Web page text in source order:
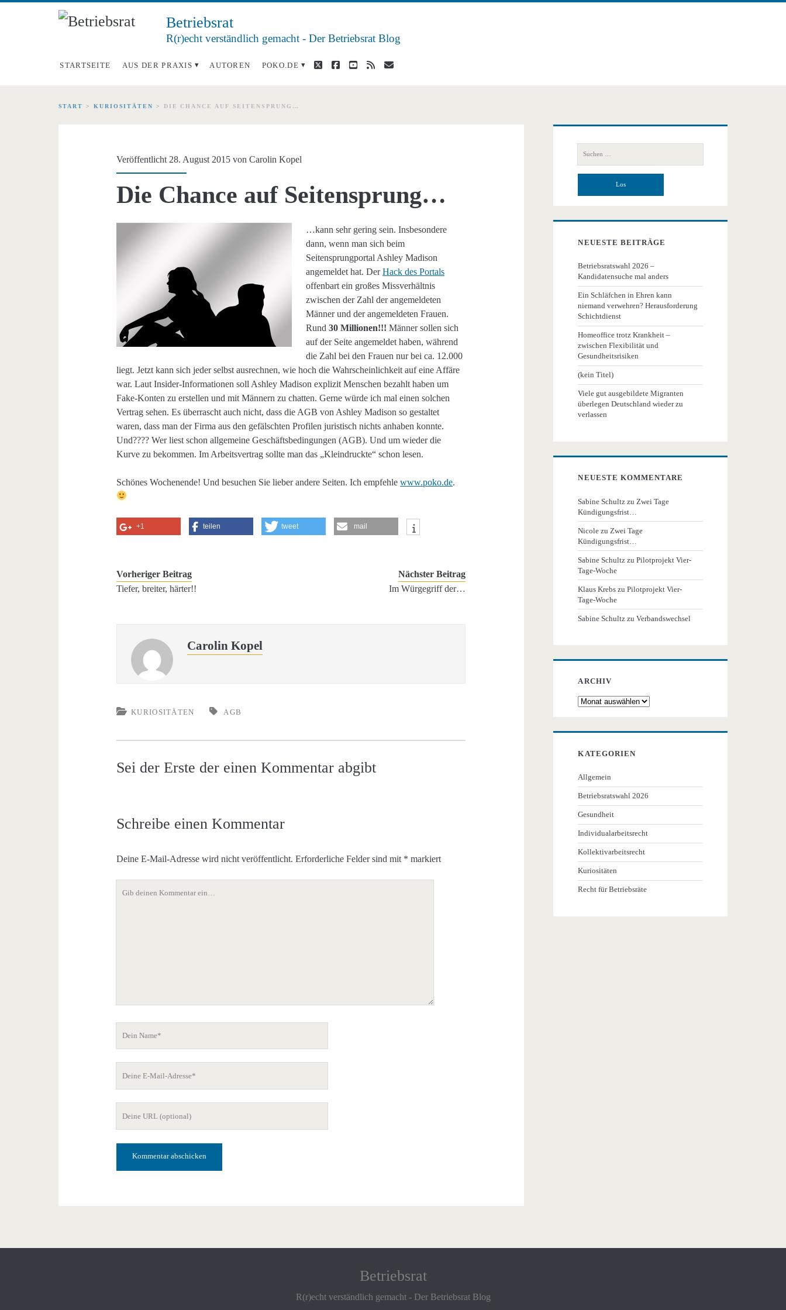
Betriebsrat
R(r)echt verständlich gemacht - Der Betriebsrat Blog
STARTSEITE AUS DER PRAXIS AUTOREN POKO.DE twitterfacebook
youtube
rss E-
START > KURIOSITÄTEN > DIE CHANCE AUF SEITENSPRUNG…
Veröffentlicht 28. August 2015 vonCarolin Kopel
Die Chance auf Seitensprung…
…kann sehr gering sein. Insbesondere
dann, wenn man sich beim
Seitensprungportal Ashley Madison
angemeldet hat. DerHack des Portals
offenbart ein großes Missverhältnis
zwischen der Zahl der angemeldeten
Männer und der angemeldeten Frauen.
Rund 30 Millionen!!! Männer sollen sich
auf der Seite angemeldet haben, während
die Zahl bei den Frauen nur bei ca. 12.000
liegt. Jetzt kann sich jeder selbst ausrechnen, wie hoch die Wahrscheinlichkeit auf eine Affäre
war. Laut Insider-Informationen soll Ashley Madison explizit Menschen bezahlt haben um
Fake-Konten zu erstellen und mit Männern zu chatten. Gerne würde ich mal einen solchen
Vertrag sehen. Es überrascht auch nicht, dass die AGB von Ashley Madison so gestaltet
waren, dass man der Firma aus den gefälschten Profilen juristisch nichts anhaben konnte.
Und???? Wer liest schon allgemeine Geschäftsbedingungen (AGB). Und um wieder die
Kurve zu bekommen. Im Arbeitsvertrag sollte man das „Kleindruckte“ schon lesen.
Schönes Wochenende! Und besuchen Sie lieber andere Seiten. Ich empfehlewww.poko.de.
+1 teilen tweet mail
Vorheriger Beitrag
Tiefer, breiter, härter!!
Nächster Beitrag
Im Würgegriff der…
Carolin Kopel
KURIOSITÄTEN AGB
Sei der Erste der einen Kommentar abgibt
Schreibe einen Kommentar
Deine E-Mail-Adresse wird nicht veröffentlicht. Erforderliche Felder sind mit * markiert
Adresse
Primäre
Seitenleiste
nach:
NEUESTE BEITRÄGE
Betriebsratswahl 2026 –
Kandidatensuche mal anders
Ein Schläfchen in Ehren kann
niemand verwehren? Herausforderung
Schichtdienst
Homeoffice trotz Krankheit –
zwischen Flexibilität und
Gesundheitsrisiken
(kein Titel)
Viele gut ausgebildete Migranten
überlegen Deutschland wieder zu
verlassen
NEUESTE KOMMENTARE
Sabine Schultz zu Zwei Tage
Kündigungsfrist…
Nicole zu Zwei Tage
Kündigungsfrist…
Sabine Schultz zuPilotprojekt Vier-
Tage-Woche
Klaus Krebs zuPilotprojekt Vier-
Tage-Woche
Sabine Schultz zuVerbandswechsel
ARCHIV
Archiv
KATEGORIEN
Allgemein
Betriebsratswahl 2026
Gesundheit
Individualarbeitsrecht
Kollektivarbeitsrecht
Kuriositäten
Recht für Betriebsräte
Betriebsrat
R(r)echt verständlich gemacht - Der Betriebsrat Blog